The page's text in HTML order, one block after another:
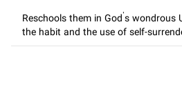
Reschools them in God’s
the habit and the use of self-